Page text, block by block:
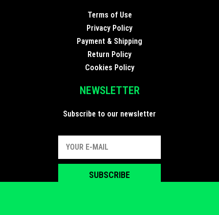
Terms of Use
Privacy Policy
Payment & Shipping
Return Policy
Cookies Policy
NEWSLETTER
Subscribe to our newsletter
SUBSCRIBE